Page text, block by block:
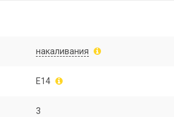
накаливания
E14
3